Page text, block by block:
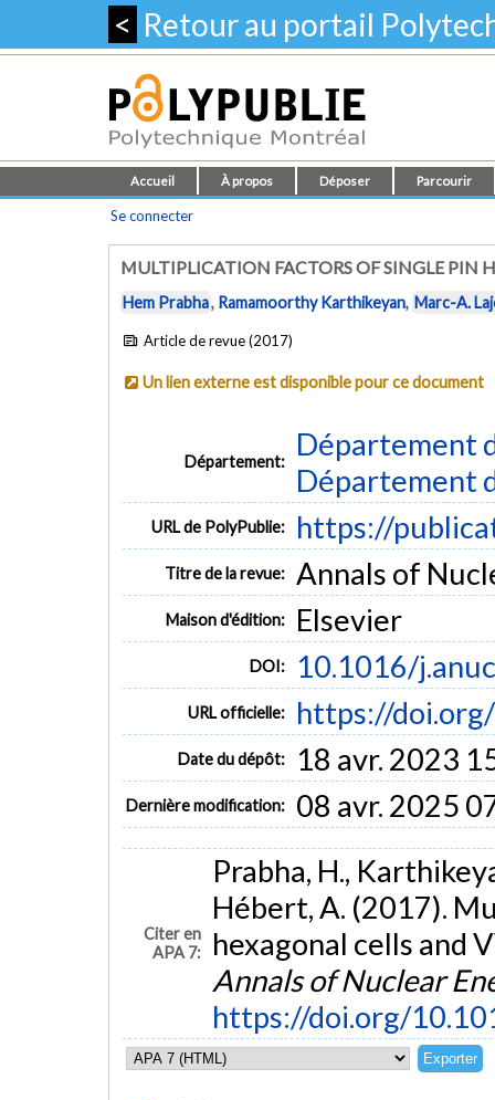
< Retour au portail
Accueil À propos Déposer Parcourir
Se connecter
MULTIPLICATION FACTORS OF SINGLE PIN
Hem Prabha, Ramamoorthy Karthikeyan, Marc-A.
Article de revue (2017)
Un lien externe est disponible pour ce document
Département:
Département
Département
URL de PolyPublie: https://
Titre de la revue: Annals of
Maison d'édition: Elsevier
DOI: 10.1016/
URL officielle: https://
Date du dépôt: 18 avr. 2023
Dernière modification: 08 avr. 2025
Citer en
APA 7:
Prabha, H.,
Hébert, A. (2017).
hexagonal cells and
Annals of Nuclear
https://doi.org/